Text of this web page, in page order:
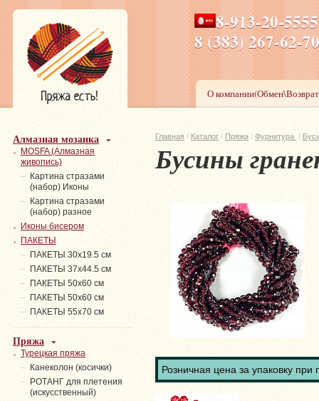
8-913-20-
8 (383) 267-
ПН-ПТ 8-17,СБ-ВС 9-
О
Главная / Каталог / Пряжа / Фурнитура /
Бусины
Розничная цена за упаковку при
Алмазная мозаика
MOSFA (Алмазная
живопись)
Картина стразами
(набор) Иконы
Картина стразами
(набор) разное
Иконы бисером
ПАКЕТЫ
ПАКЕТЫ 30х19.5 см
ПАКЕТЫ 37х44.5 см
ПАКЕТЫ 50х60 см
ПАКЕТЫ 50х60 см
ПАКЕТЫ 55х70 см
Пряжа
Турецкая пряжа
Канеколон (косички)
РОТАНГ для плетения
(искусственный)